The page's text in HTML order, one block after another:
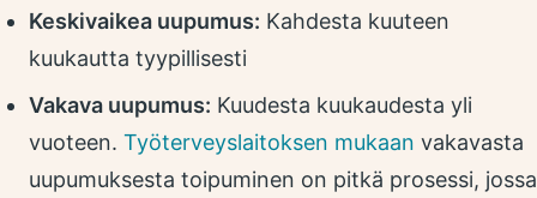
Keskivaikea uupumus: Kahdesta kuuteen
kuukautta tyypillisesti
Vakava uupumus: Kuudesta kuukaudesta yli
vuoteen. Työterveyslaitoksen mukaan vakavasta
uupumuksesta toipuminen on pitkä prosessi, jossa